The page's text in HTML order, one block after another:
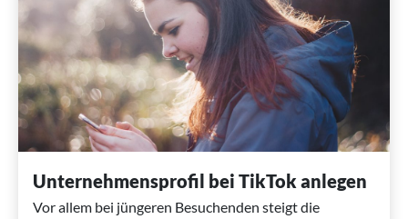
Unternehmensprofil bei TikTok anlegen
Vor allem bei jüngeren Besuchenden steigt die